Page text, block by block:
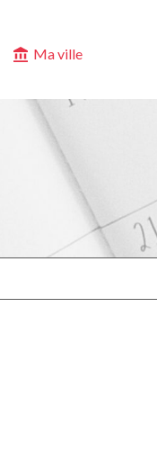
Ma ville